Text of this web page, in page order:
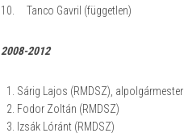
Tanco Gavril (független)
2008-2012
Sárig Lajos (RMDSZ), alpolgármester
Fodor Zoltán (RMDSZ)
Izsák Lóránt (RMDSZ)